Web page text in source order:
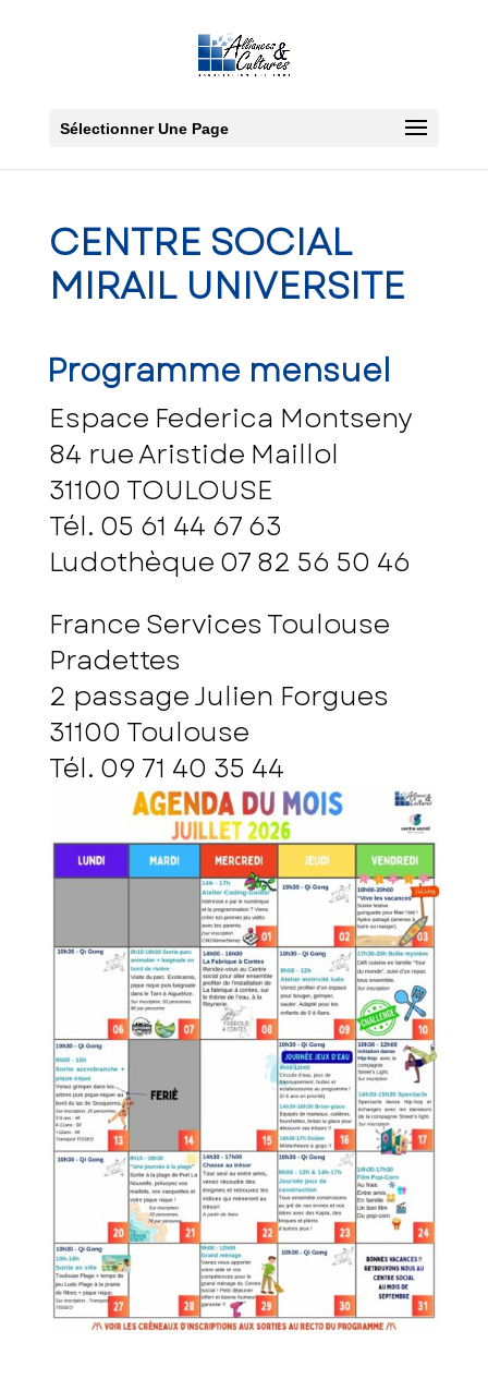
Sélectionner Une Page
CENTRE SOCIAL
MIRAIL UNIVERSITE
Programme mensuel
Espace Federica Montseny
84 rue Aristide Maillol
31100 TOULOUSE
Tél. 05 61 44 67 63
Ludothèque 07 82 56 50 46
France Services Toulouse
Pradettes
2 passage Julien Forgues
31100 Toulouse
Tél. 09 71 40 35 44